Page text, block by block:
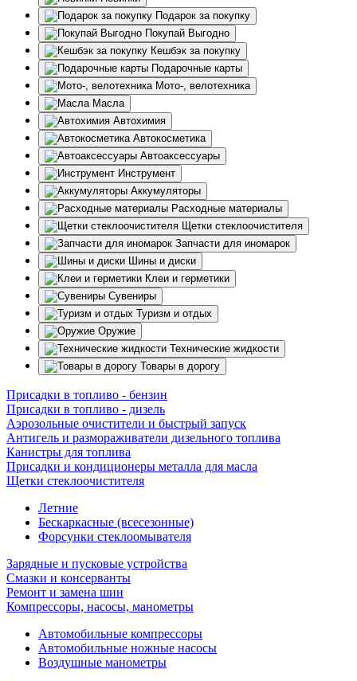
Подарок за покупку
Покупай Выгодно
Кешбэк за покупку
Подарочные карты
Мото-, велотехника
Масла
Автохимия
Автокосметика
Автоаксессуары
Инструмент
Аккумуляторы
Расходные материалы
Щетки стеклоочистителя
Запчасти для иномарок
Шины и диски
Клеи и герметики
Сувениры
Туризм и отдых
Оружие
Технические жидкости
Товары в дорогу
Присадки в топливо - бензин
Присадки в топливо - дизель
Аэрозольные очистители и быстрый запуск
Антигель и размораживатели дизельного топлива
Канистры для топлива
Присадки и кондиционеры металла для масла
Щетки стеклоочистителя
Летние
Бескаркасные (всесезонные)
Форсунки стеклоомывателя
Зарядные и пусковые устройства
Смазки и консерванты
Ремонт и замена шин
Компрессоры, насосы, манометры
Автомобильные компрессоры
Автомобильные ножные насосы
Воздушные манометры